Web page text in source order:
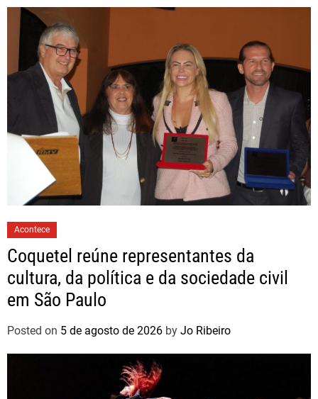
Acontece
Coquetel reúne representantes da
cultura, da política e da sociedade civil
em São Paulo
Posted on 5 de agosto de 2026 by Jo Ribeiro